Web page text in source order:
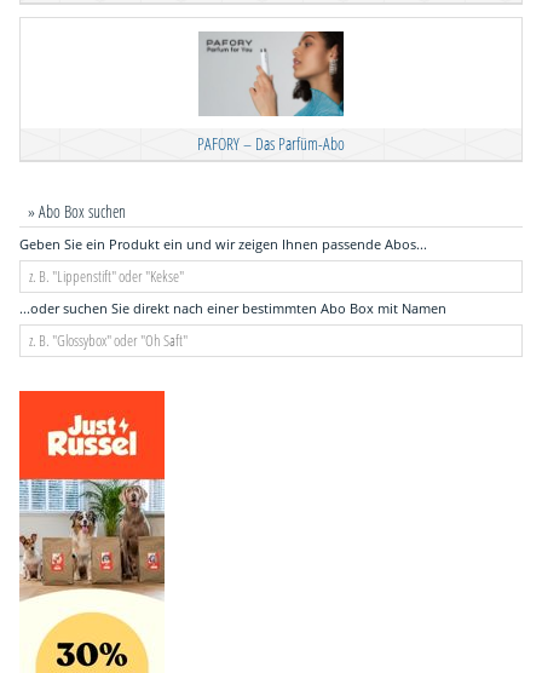
PAFORY – Das Parfüm-Abo
» Abo Box suchen
Geben Sie ein Produkt ein und wir zeigen Ihnen passende Abos...
...oder suchen Sie direkt nach einer bestimmten Abo Box mit Namen